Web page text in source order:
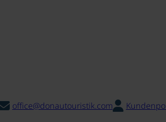
office@donautouristik.com